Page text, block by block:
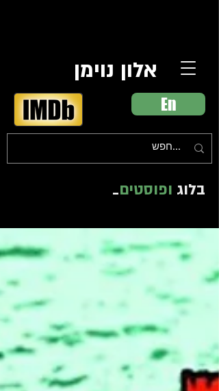
אלון נוימן
En
בלוג ופוסטים_